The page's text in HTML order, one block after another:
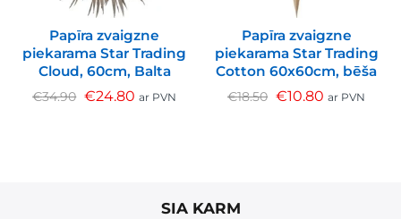
Papīra zvaigzne
piekarama Star Trading
Cloud, 60cm, Balta
€34.90 €24.80 ar PVN
Papīra zvaigzne
piekarama Star Trading
Cotton 60x60cm, bēša
€18.50 €10.80 ar PVN
SIA KARM